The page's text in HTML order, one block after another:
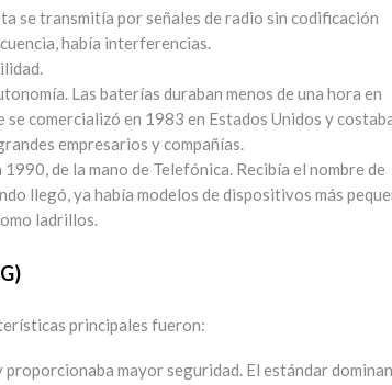
se transmitía por señales de radio sin codificación
había interferencias.
Las baterías duraban menos de una hora en
comercializó en 1983 en Estados Unidos y
empresarios y compañías.
de la mano de Telefónica. Recibía el nombre de
llegó, ya había modelos de dispositivos más
ladrillos.
principales fueron:
mayor seguridad. El estándar